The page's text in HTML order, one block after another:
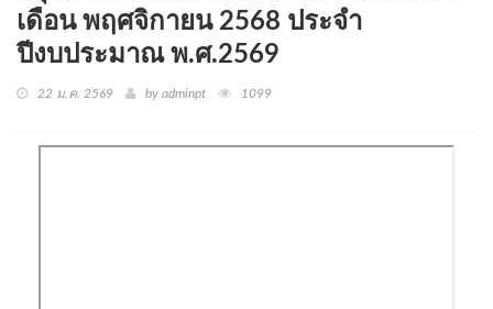
เดือน พฤศจิกายน 2568 ประจำ
ปีงบประมาณ พ.ศ.2569
22 ม.ค. 2569 by adminpt 1099